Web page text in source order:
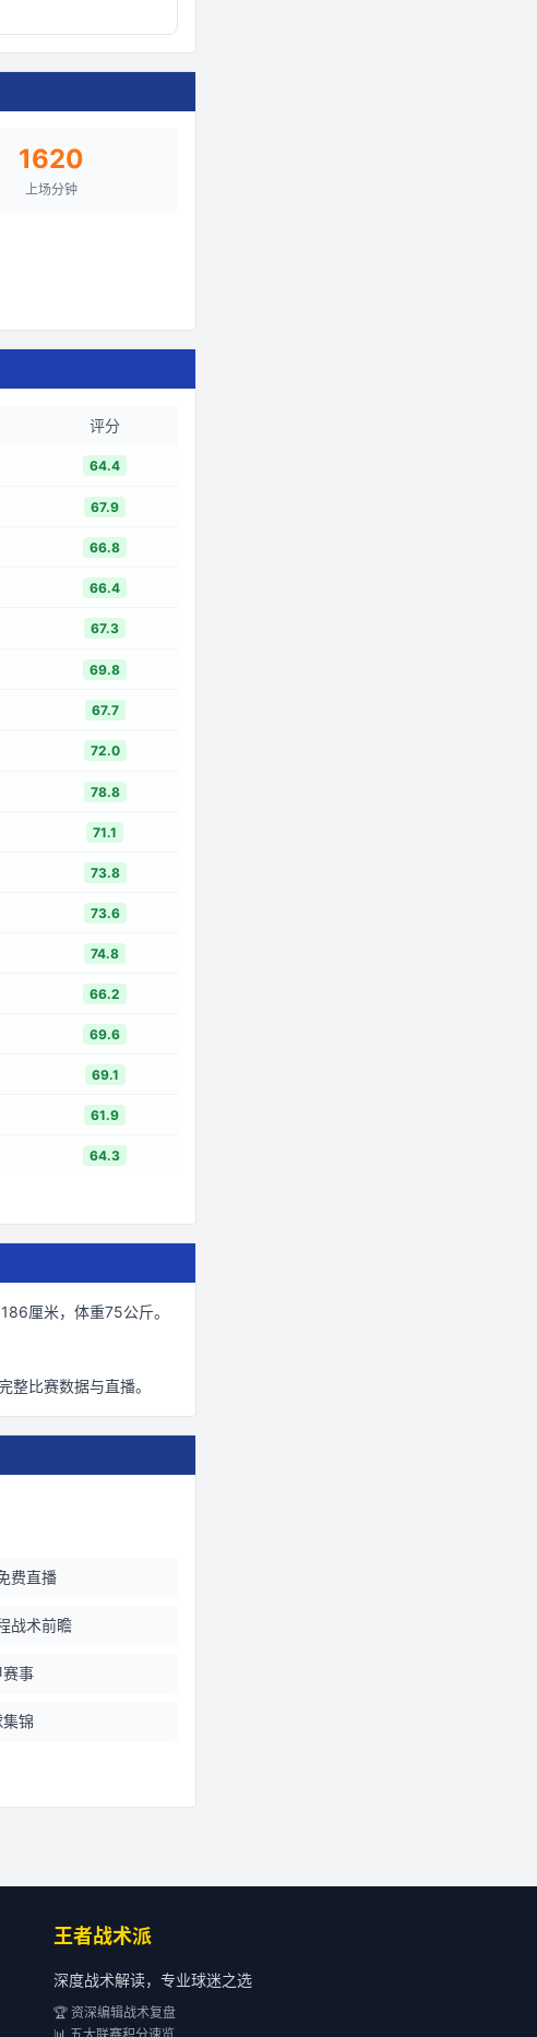
1620
上场分钟
评分
64.4
67.9
66.8
66.4
67.3
69.8
67.7
72.0
78.8
71.1
73.8
73.6
74.8
66.2
69.6
69.1
61.9
64.3
厘米，体重75公斤。
整比赛数据与直播。
费直播
战术前瞻
赛事
集锦
王者战术派
深度战术解读，专业球迷之选
🏆 资深编辑战术复盘